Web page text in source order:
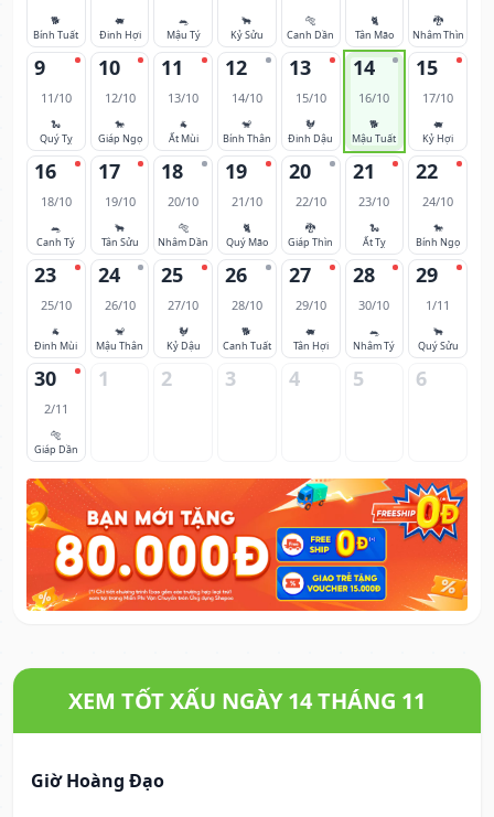
🐕
Bính Tuất
🐖
Đinh Hợi
🐀
Mậu Tý
🐂
Kỷ Sửu
🐅
Canh Dần
🐈
Tân Mão
🐉
Nhâm Thìn
9
11/10
🐍
Quý Tỵ
10
12/10
🐎
Giáp Ngọ
11
13/10
🐐
Ất Mùi
12
14/10
🐒
Bính Thân
13
15/10
🐓
Đinh Dậu
14
16/10
🐕
Mậu Tuất
15
17/10
🐖
Kỷ Hợi
16
18/10
🐀
Canh Tý
17
19/10
🐂
Tân Sửu
18
20/10
🐅
Nhâm Dần
19
21/10
🐈
Quý Mão
20
22/10
🐉
Giáp Thìn
21
23/10
🐍
Ất Tỵ
22
24/10
🐎
Bính Ngọ
23
25/10
🐐
Đinh Mùi
24
26/10
🐒
Mậu Thân
25
27/10
🐓
Kỷ Dậu
26
28/10
🐕
Canh Tuất
27
29/10
🐖
Tân Hợi
28
30/10
🐀
Nhâm Tý
29
1/11
🐂
Quý Sửu
30
2/11
🐅
Giáp Dần
1 2 3 4 5 6
XEM TỐT XẤU NGÀY 14 THÁNG 11
Giờ Hoàng Đạo